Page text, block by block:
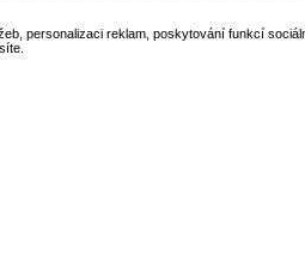
personalizaci reklam, poskytování funkcí